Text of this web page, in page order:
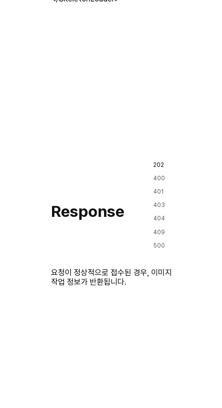
Response
202
400
401
403
404
409
500
요청이 정상적으로 접수된 경우, 이미지
작업 정보가 반환됩니다.